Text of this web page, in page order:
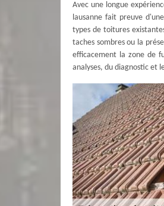
Avec une longue
lausanne fait preuve
types de toitures
taches sombres ou la
efficacement la zone de
analyses, du diagnostic et